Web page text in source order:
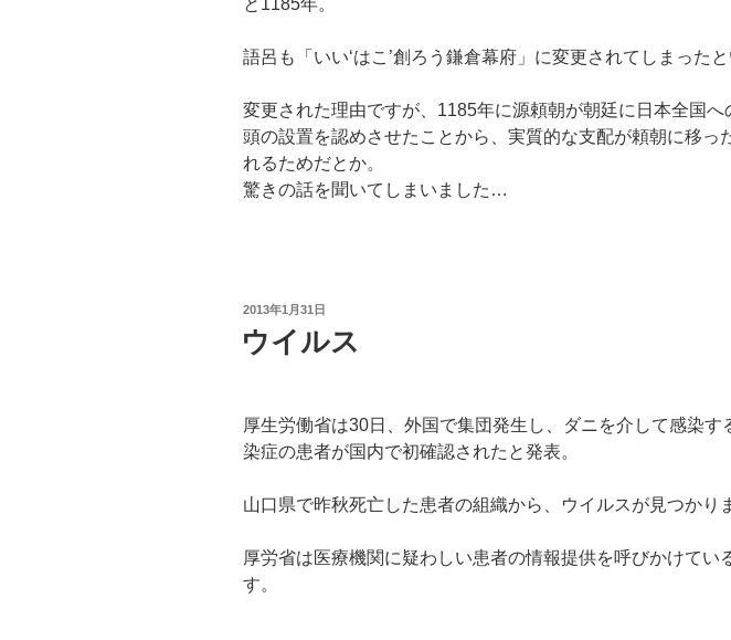
語呂も「いい‘はこ’創ろう鎌倉幕府」に変更されてしまったと
変更された理由ですが、1185年に源頼朝が朝廷に日本全国へ
頭の設置を認めさせたことから、実質的な支配が頼朝に移っ
れるためだとか。
驚きの話を聞いてしまいました…
投
稿
日:
2013年1月31日
ウイルス
厚生労働省は30日、外国で集団発生し、ダニを介して感染す
染症の患者が国内で初確認されたと発表。
山口県で昨秋死亡した患者の組織から、ウイルスが見つかり
厚労省は医療機関に疑わしい患者の情報提供を呼びかけてい
す。